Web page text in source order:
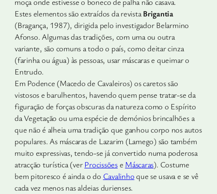
Estes elementos são extraídos da revistaBrigantia
(Bragança, 1987), dirigida pelo investigador Belarmino
Afonso. Algumas das tradições, com uma ou outra
variante, são comuns a todo o país, como deitar cinza
(farinha ou água) às pessoas, usar máscaras e queimar o
Entrudo.
Em Podence (Macedo de Cavaleiros) os caretos são
vistosos e barulhentos, havendo quem pense tratar-se da
figuração de forças obscuras da natureza como o Espírito
da Vegetação ou uma espécie de demónios brincalhões a
que não é alheia uma tradição que ganhou corpo nos autos
populares. As máscaras de Lazarim (Lamego) são também
muito expressivas, tendo-se já convertido numa poderosa
atracção turística (verProcissõese Máscaras). Costume
bem pitoresco é ainda o do Cavalinhoque se usava e se vê
cada vez menos nas aldeias durienses.